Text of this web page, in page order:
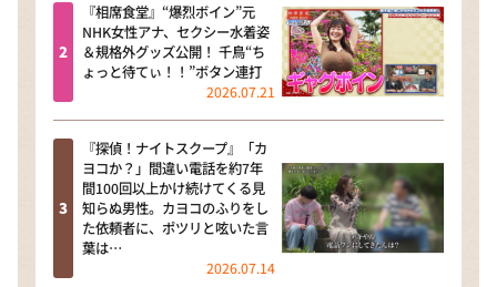
『相席食堂』“爆烈ボイン”元
NHK女性アナ、セクシー水着姿
＆規格外グッズ公開！ 千鳥“ち
ょっと待てぃ！！”ボタン連打
2026.07.21
『探偵！ナイトスクープ』「カ
ヨコか？」間違い電話を約7年
間100回以上かけ続けてくる見
知らぬ男性。カヨコのふりをし
た依頼者に、ポツリと呟いた言
葉は…
2026.07.14